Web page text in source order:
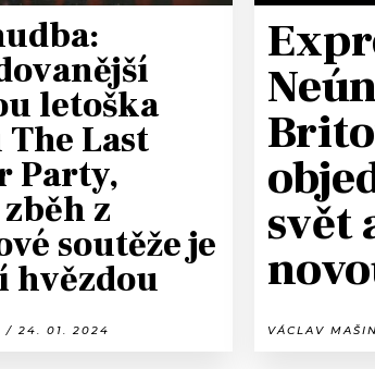
JAK NALADIT
letoška
Last
Party,
z
soutěže je
/ 24. 01. 2024
svět
VÁCLAV